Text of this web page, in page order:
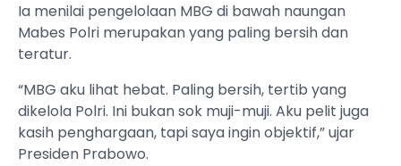
Ia menilai pengelolaan MBG di bawah naungan
Mabes Polri merupakan yang paling bersih dan
teratur.
“MBG aku lihat hebat. Paling bersih, tertib yang
dikelola Polri. Ini bukan sok muji-muji. Aku pelit juga
kasih penghargaan, tapi saya ingin objektif,” ujar
Presiden Prabowo.